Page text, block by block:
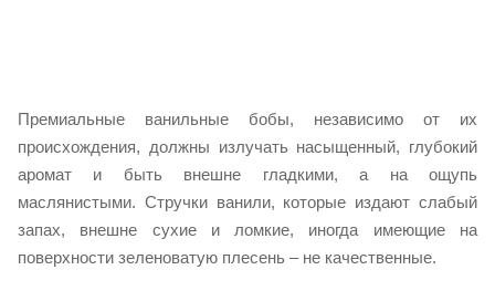
Премиальные ванильные бобы, независимо от их
происхождения, должны излучать насыщенный, глубокий
аромат и быть внешне гладкими, а на ощупь
маслянистыми. Стручки ванили, которые издают слабый
запах, внешне сухие и ломкие, иногда имеющие на
поверхности зеленоватую плесень – не качественные.